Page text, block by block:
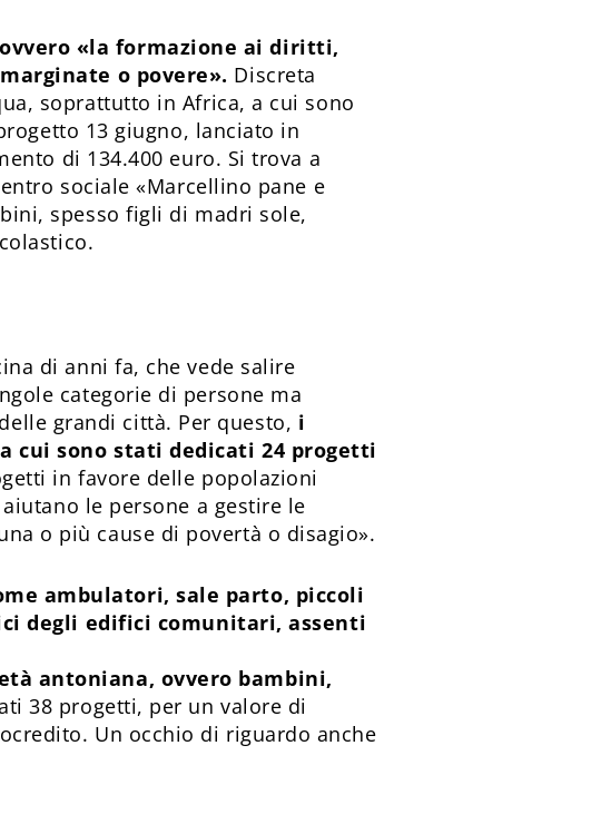
«la formazione ai diritti,
o povere». Discreta
soprattutto in Africa, a cui sono
13 giugno, lanciato in
di 134.400 euro. Si trova a
sociale «Marcellino pane e
spesso figli di madri sole,
di anni fa, che vede salire
categorie di persone ma
grandi città. Per questo, i
cui sono stati dedicati 24 progetti
in favore delle popolazioni
le persone a gestire le
o più cause di povertà o disagio».
ambulatori, sale parto, piccoli
degli edifici comunitari, assenti
antoniana, ovvero bambini,
38 progetti, per un valore di
Un occhio di riguardo anche